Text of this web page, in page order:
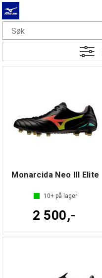
Monarcida Neo III Elite
10+ på lager
2 500,-